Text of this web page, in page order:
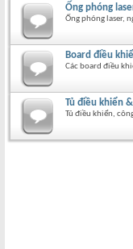
Ống phóng
Ống phóng laser,
Board điều
Các board điều
Tủ điều khiển
Tủ điều khiển,